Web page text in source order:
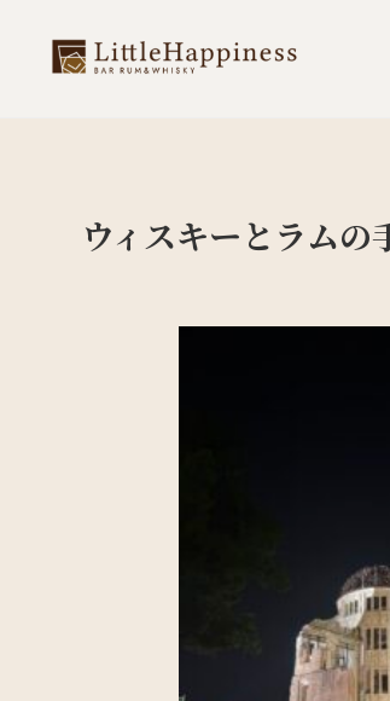
ウィスキーとラムの